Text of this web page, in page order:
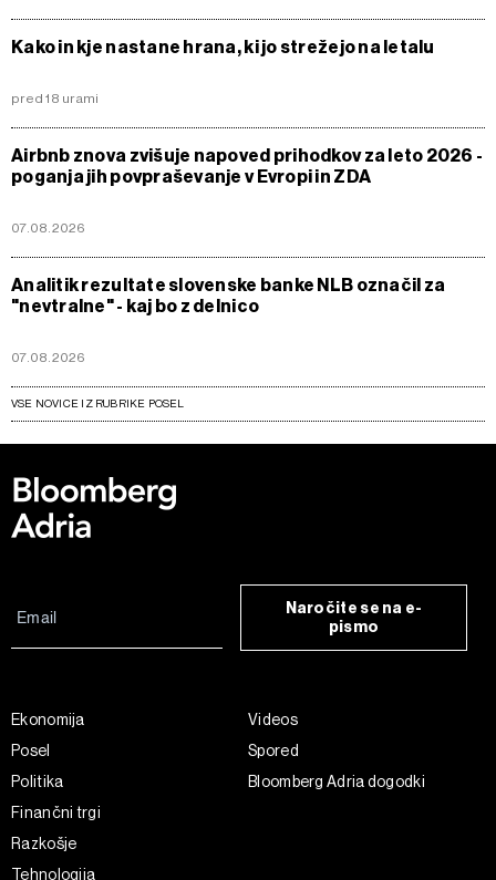
Kako in kje nastane hrana, ki jo strežejo na letalu
pred 18 urami
Airbnb znova zvišuje napoved prihodkov za leto 2026 -
poganja jih povpraševanje v Evropi in ZDA
07.08.2026
Analitik rezultate slovenske banke NLB označil za
"nevtralne" - kaj bo z delnico
07.08.2026
VSE NOVICE IZ RUBRIKE POSEL
Naročite se na e-
pismo
Ekonomija
Posel
Politika
Finančni trgi
Razkošje
Tehnologija
Videos
Spored
Bloomberg Adria dogodki